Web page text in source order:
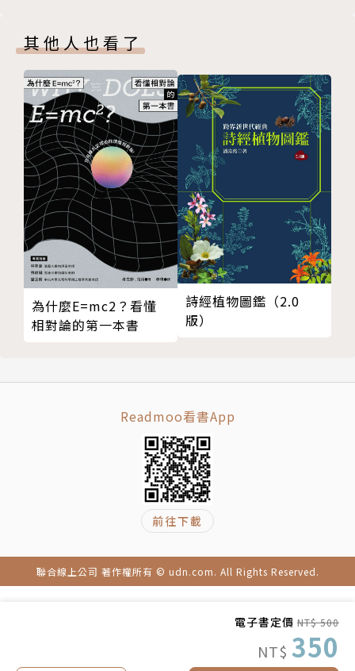
電子書定價 NT$ 500
NT$ 350
醫療行業中、在親密關係和父母關係中。柯提斯博士已
經在認識病態性說謊的理論基礎上進行演講，並與哈特
博士合作進行了幾項研究病態性說謊的研究。他的其他
研究包括精神病理學的心理學謬誤（psychomytholo
gy）和心理學的教學。除了本書外，他還著有由美國
心理學協會出版的參考書《病態性說謊：理論、研究和
實踐》，以及一本異常心理學教科書、一本有關精神病
理學的書，以及關於欺騙的幾篇論文。柯提斯博士因其
研究獲得了各種獎助金和獎項。
克里斯丁．哈特Christian L. Hart
德州女子大學（Texas Woman's University）的心理
學教授，在那裡他擔任心理科學課程的主任和人類欺騙
實驗室的主任。他擁有實驗心理學碩士學位和博士學
庭心理學的課程，並進行有關測謊、病態性說謊、人際
騙的因素的研究。他是西南部心理學協會（Southwes
tern Psychological Association）的前任主席。在
成為教授之前，哈特博士在美國海軍中擁有海軍少校的
軍銜，曾擔任航太實驗心理學家，並在海軍試飛員學校
授課。除了本書外，他還是參考書《病態性說謊：理
論、研究和實踐》（Pathological Lying: Theory, Re
search, and Practice）的作者，該書由美國心理學協
會出版，並且是《今日心理學》的撰稿人。他的作品曾
台、《倫敦時報》、CNN和《衛報》上被報導。
漫天大謊
大騙子vs.病態性說謊者
說謊與心理障礙
結論
第四章 各行各業裡的大騙子
詐騙
詐騙的階段
龐氏騙局
銷售人員與廣告
企業的說謊者
執法機關
講台上的說謊者
醫生的謊言
第五章 對情人與我們生活中的其他人說謊
戀愛詐騙
說謊的對象是誰？
說謊者如何表述自己的說謊行為
其他人也看了
為什麼E=mc2？看懂
相對論的第一本書
詩經植物圖鑑（2.0
版）
Readmoo看書App
前往下載
聯合線上公司 著作權所有 © udn.com. All Rights Reserved.